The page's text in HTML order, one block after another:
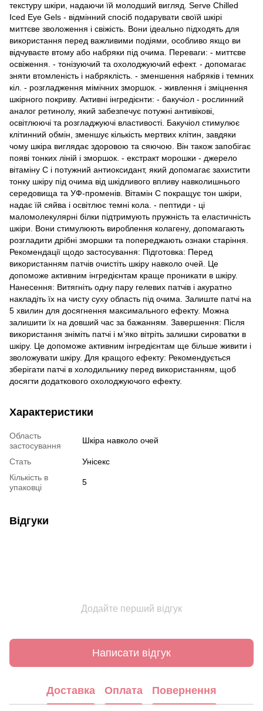
текстуру шкіри, надаючи їй молодший вигляд. Serve Chilled
Iced Eye Gels - відмінний спосіб подарувати своїй шкірі
миттєве зволоження і свіжість. Вони ідеально підходять для
використання перед важливими подіями, особливо якщо ви
відчуваєте втому або набряки під очима. Переваги: - миттєве
освіження. - тонізуючий та охолоджуючий ефект. - допомагає
зняти втомленість і набряклість. - зменшення набряків і темних
кіл. - розгладження мімічних зморшок. - живлення і зміцнення
шкірного покриву. Активні інгредієнти: - бакучіол - рослинний
аналог ретинолу, який забезпечує потужні антивікові,
освітлюючі та розгладжуючі властивості. Бакучіол стимулює
клітинний обмін, зменшує кількість мертвих клітин, завдяки
чому шкіра виглядає здоровою та сяючою. Він також запобігає
появі тонких ліній і зморшок. - екстракт морошки - джерело
вітаміну C і потужний антиоксидант, який допомагає захистити
тонку шкіру під очима від шкідливого впливу навколишнього
середовища та УФ-променів. Вітамін C покращує тон шкіри,
надає їй сяйва і освітлює темні кола. - пептиди - ці
маломолекулярні білки підтримують пружність та еластичність
шкіри. Вони стимулюють вироблення колагену, допомагають
розгладити дрібні зморшки та попереджають ознаки старіння.
Рекомендації щодо застосування: Підготовка: Перед
використанням патчів очистіть шкіру навколо очей. Це
допоможе активним інгредієнтам краще проникати в шкіру.
Нанесення: Витягніть одну пару гелевих патчів і акуратно
накладіть їх на чисту суху область під очима. Залиште патчі на
5 хвилин для досягнення максимального ефекту. Можна
залишити їх на довший час за бажанням. Завершення: Після
використання зніміть патчі і м’яко вітріть залишки сироватки в
шкіру. Це допоможе активним інгредієнтам ще більше живити і
зволожувати шкіру. Для кращого ефекту: Рекомендується
зберігати патчі в холодильнику перед використанням, щоб
досягти додаткового охолоджуючого ефекту.
Характеристики
Область
застосування
Шкіра навколо очей
Стать
Унісекс
Кількість в
упаковці
5
Відгуки
Додайте перший відгук
Написати відгук
Доставка Оплата Повернення